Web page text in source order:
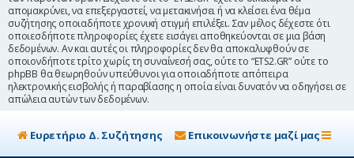
απομακρύνει, να επεξεργαστεί, να μετακινήσει ή να κλείσει ένα θέμα
συζήτησης οποιαδήποτε χρονική στιγμή επιλέξει. Σαν μέλος δέχεστε ότι
οποιεσδήποτε πληροφορίες έχετε εισάγει αποθηκεύονται σε μια βάση
δεδομένων. Αν και αυτές οι πληροφορίες δεν θα αποκαλυφθούν σε
οποιονδήποτε τρίτο χωρίς τη συναίνεσή σας, ούτε το “ETS2.GR” ούτε το
phpBB θα θεωρηθούν υπεύθυνοι για οποιαδήποτε απόπειρα
ηλεκτρονικής εισβολής ή παραβίασης η οποία είναι δυνατόν να οδηγήσει σε
απώλεια αυτών των δεδομένων.
Ευρετήριο Δ. Συζήτησης Επικοινωνήστε μαζί μας